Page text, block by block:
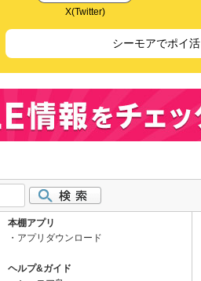
X(Twitter)
シーモアでポイ活
本棚アプリ
アプリダウンロード
ヘルプ&ガイド